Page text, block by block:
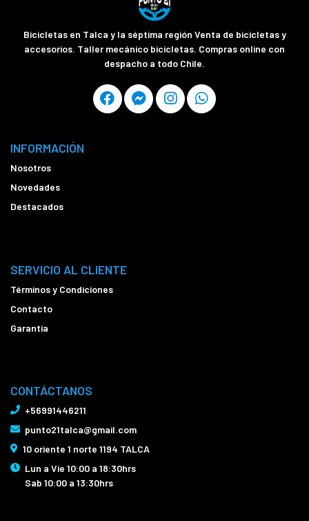
Bicicletas en Talca y la séptima región Venta de bicicletas y
accesorios. Taller mecánico bicicletas. Compras online con
despacho a todo Chile.
INFORMACIÓN
Nosotros
Novedades
Destacados
SERVICIO AL CLIENTE
Términos y Condiciones
Contacto
Garantía
CONTÁCTANOS
+56991446211
punto21talca@gmail.com
10 oriente 1 norte 1194 TALCA
Lun a Vie 10:00 a 18:30hrs
Sab 10:00 a 13:30hrs